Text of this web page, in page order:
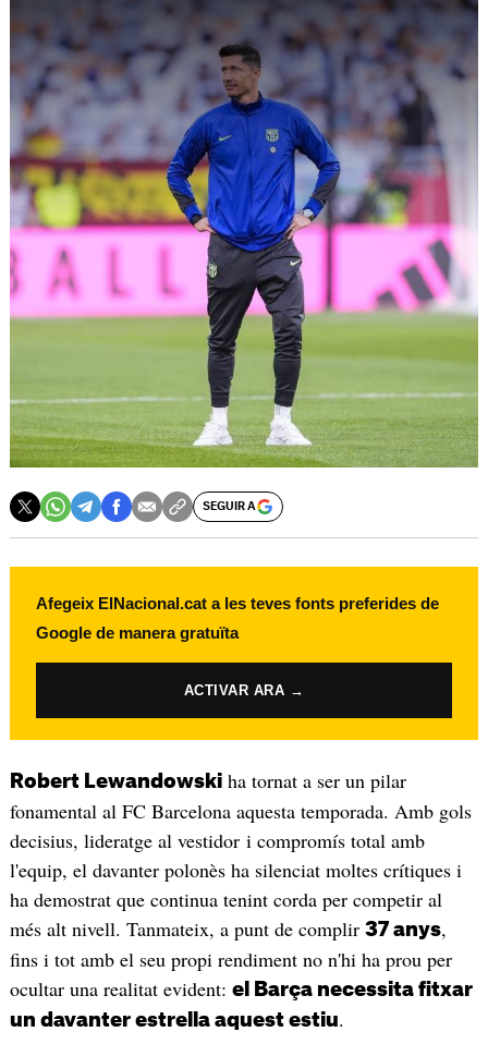
SEGUIR A
Afegeix ElNacional.cat a les teves fonts preferides de
Google de manera gratuïta
ACTIVAR ARA →
Robert Lewandowskiha tornat a ser un pilar
fonamental al FC Barcelona aquesta temporada. Amb gols
decisius, lideratge al vestidor i compromís total amb
l'equip, el davanter polonès ha silenciat moltes crítiques i
ha demostrat que continua tenint corda per competir al
més alt nivell. Tanmateix, a punt de complir 37 anys,
fins i tot amb el seu propi rendiment no n'hi ha prou per
ocultar una realitat evident: el Barça necessita fitxar
un davanter estrella aquest estiu.